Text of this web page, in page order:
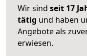
Wir sind seit 17
tätig und haben
Angebote als
erwiesen.